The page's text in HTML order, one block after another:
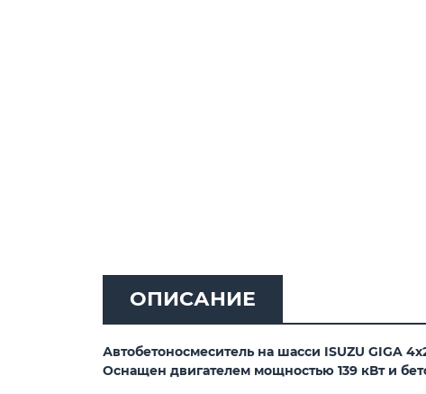
ОПИСАНИЕ
Автобетоносмеситель на шасси ISUZU GIGA
Оснащен двигателем мощностью 139 кВт и